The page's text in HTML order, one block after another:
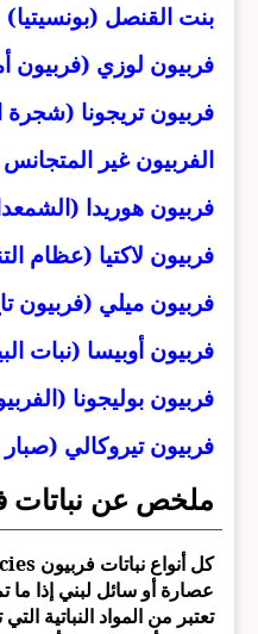
بنت القنصل (بونسيتيا)
فربيون لوزي (فربيون
فربيون تريجونا (شجرة
الفربيون غير المتجانس
فربيون هوريدا
فربيون لاكتيا (عظام
فربيون ميلي (فربيون
فربيون أوبيسا (نبات
فربيون بوليجونا
فربيون تيروكالي
ملخص عن نباتات
عصارة أو سائل لبني إذا ما
تعتبر من المواد النباتية